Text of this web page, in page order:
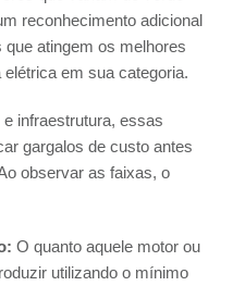
reconhecimento adicional
atingem os melhores
em sua categoria.
infraestrutura, essas
gargalos de custo antes
observar as faixas, o
O quanto aquele motor ou
utilizando o mínimo